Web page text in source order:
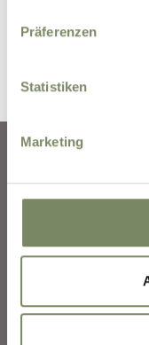
Präferenzen
Statistiken
Marketing
Anreise
Wetter